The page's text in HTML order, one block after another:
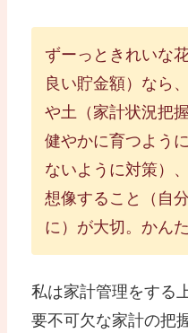
ずーっときれいな
良い貯金額）なら
や土（家計状況把
健やかに育つよう
ないように対策）
想像すること（自
に）が大切。かん
私は家計管理をする
要不可欠な家計の把